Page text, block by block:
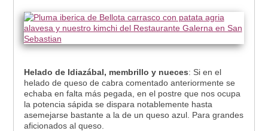
Helado de Idiazábal, membrillo y nueces: Si en el
helado de queso de cabra comentado anteriormente se
echaba en falta más pegada, en el postre que nos ocupa
la potencia sápida se dispara notablemente hasta
asemejarse bastante a la de un queso azul. Para grandes
aficionados al queso.